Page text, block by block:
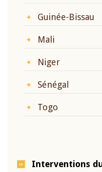
Guinée-Bissau
Mali
Niger
Sénégal
Togo
Interventions